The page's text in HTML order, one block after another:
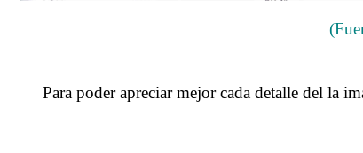
Para poder apreciar mejor cada detalle del la